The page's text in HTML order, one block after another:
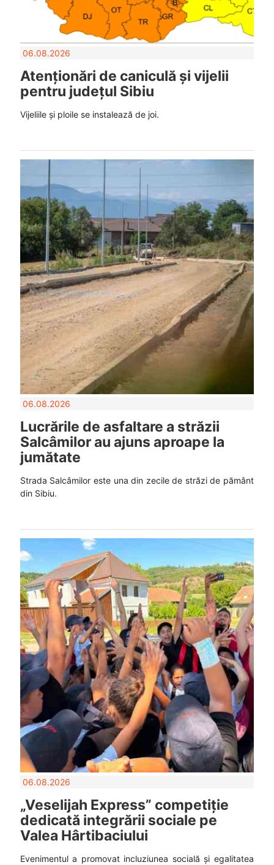
06.08.2026
Atenționări de caniculă și vijelii
pentru județul Sibiu
Vijeliile și ploile se instalează de joi.
06.08.2026
Lucrările de asfaltare a străzii
Salcâmilor au ajuns aproape la
jumătate
Strada Salcâmilor este una din zecile de străzi de pământ
din Sibiu.
06.08.2026
„Veselijah Express” competiție
dedicată integrării sociale pe
Valea Hârtibaciului
Evenimentul a promovat incluziunea socială și egalitatea